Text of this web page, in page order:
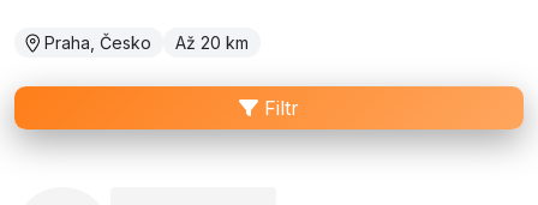
Praha, Česko Až 20 km
Filtr